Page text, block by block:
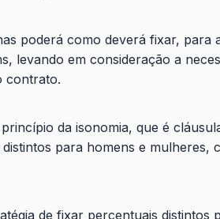
poderá como deverá fixar,
levando em consideração a
contrato.
da isonomia, que é
para homens e
de fixar percentuais distintos